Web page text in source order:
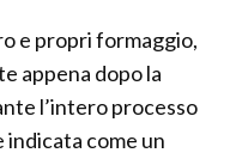
e propri formaggio,
appena dopo la
l’intero processo
indicata come un